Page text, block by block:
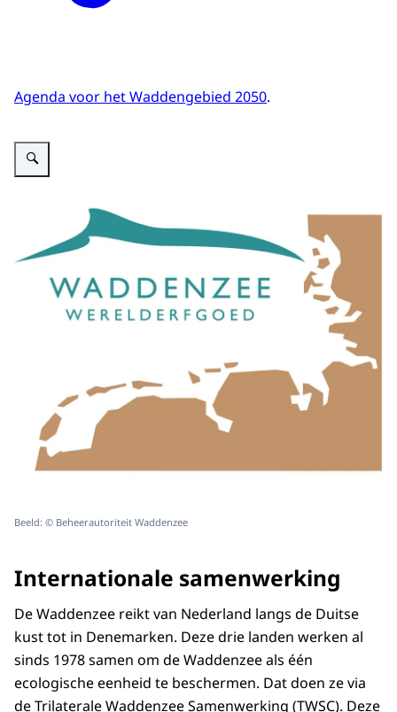
Het beleid voor het Waddengebied worden
BOW zijn verder vertegenwoordigd: het
Daarnaast is er het Omgevingsberaad
Waddengebied. Dit beraad – met
vertegenwoordigers van maatschappelijke
organisaties en kennisinstituten uit de
omgeving - adviseert het BOW. Daarnaast
kan het Omgevingsberaad ook belangrijke
Waddengebied spelen.
Als derde is er de Beheerautoriteit
Waddengebied, die onder aanvoering van
het ministerie van Landbouw,
Natuurbeheer en Voedselkwaliteit
Waddenzee op het gebied van natuur, vis en
visserijorganisaties én Rijkswaterstaat in
het beheerderscollectief.
EINDE INFOGRAPHIC
Deze drie vormen de nieuwe governance,
samen zijn ze verantwoordelijk voor een
Agenda voor het Waddengebied 2050.
Vergroot afbeelding Icoon beheeraspect Werelderfgoed
Beeld: © Beheerautoriteit Waddenzee
Internationale samenwerking
De Waddenzee reikt van Nederland langs de Duitse
kust tot in Denemarken. Deze drie landen werken al
sinds 1978 samen om de Waddenzee als één
ecologische eenheid te beschermen. Dat doen ze via
de Trilaterale Waddenzee Samenwerking (TWSC). Deze